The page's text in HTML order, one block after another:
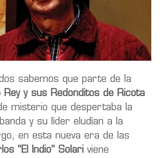
sabemos que parte de la
Rey y sus Redonditos de Ricota
misterio que despertaba la
y su líder eludían a la
en esta nueva era de las
“El Indio” Solari viene